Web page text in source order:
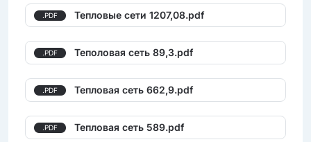
.PDF Тепловые сети 1207,08.pdf
.PDF Теполовая сеть 89,3.pdf
.PDF Тепловая сеть 662,9.pdf
.PDF Тепловая сеть 589.pdf